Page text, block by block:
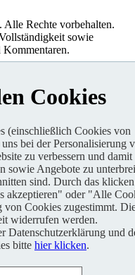
Rechte vorbehalten.
sowie
Cookies
(einschließlich Cookies von
bei der Personalisierung
zu verbessern und damit
sowie Angebote zu
sind. Durch das
akzeptieren" oder "Alle
Cookies zugestimmt.
widerrufen werden.
Datenschutzerklärung und
bitte hier klicken.